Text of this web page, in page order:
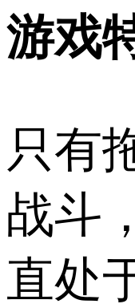
游戏
只有
战斗
直处